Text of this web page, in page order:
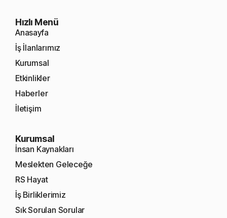
Hızlı Menü
Anasayfa
İş İlanlarımız
Kurumsal
Etkinlikler
Haberler
İletişim
Kurumsal
İnsan Kaynakları
Meslekten Geleceğe
RS Hayat
İş Birliklerimiz
Sık Sorulan Sorular